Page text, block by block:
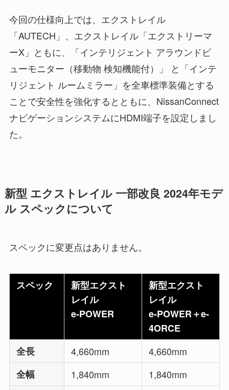
今回の仕様向上では、エクストレイル
「AUTECH」、エクストレイル「エクストリーマ
ーX」ともに、「インテリジェント アラウンドビ
ューモニター（移動物 検知機能付）」 と「インテ
リジェント ルームミラー」を全車標準装備とする
ことで安全性を強化するとともに、NissanConnect
ナビゲーションシステムにHDMI端子を設定しまし
た。
新型 エクストレイル 一部改良 2024年モデ
ル スペックについて
スペックに変更点はありません。
スペック
新型エクスト
レイル
e-POWER
新型エクスト
レイル
e-POWER＋e-
4ORCE
全長
4,660mm
4,660mm
全幅
1,840mm
1,840mm